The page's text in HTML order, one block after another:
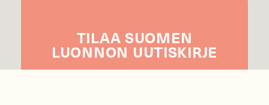
TILAA SUOMEN
LUONNON UUTIS­KIRJE